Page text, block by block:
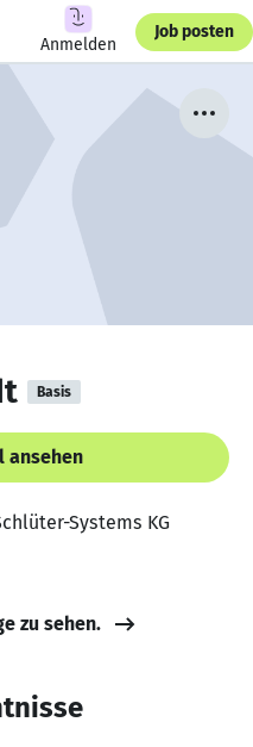
Anmelden
Job posten
Basis
ansehen
Systems KG
zu sehen.